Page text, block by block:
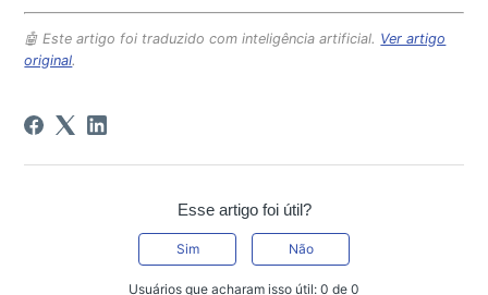
🤖 Este artigo foi traduzido com inteligência artificial. Ver artigo
original.
Esse artigo foi útil?
Sim Não
Usuários que acharam isso útil: 0 de 0